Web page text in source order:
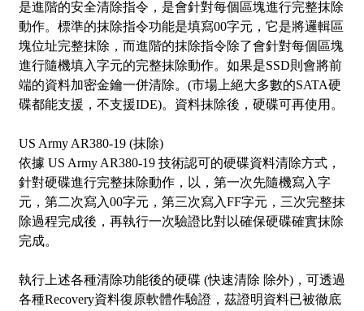
是進階的安全清除指令，是會針對每個區塊進行完整抹除
動作。標準的抹除指令功能是填寫00字元，它是將邏輯區
塊位址完整抹除，而進階的抹除指令除了會針對每個區塊
進行隨機填入字元的完整抹除動作。如果是SSD則會將前
端的資料加密金鑰一併清除。(市場上絕大多數的SATA硬
碟都能支援，不支援IDE)。資料抹除後，硬碟可再使用。
US Army AR380-19(抹除)
依據 US Army AR380-19 技術認可的硬碟資料清除方式，
針對硬碟進行完整抹除動作，以，第一次先隨機寫入字
元，第二次寫入00字元，第三次寫入FF字元，三次完整抹
除過程完成後，再執行一次驗證比對以確保硬碟確實抹除
完成。
執行上述各種清除功能後的硬碟 (快速清除 除外)，可透過
各種Recovery資料復原軟體作驗證，茲證明資料已被徹底